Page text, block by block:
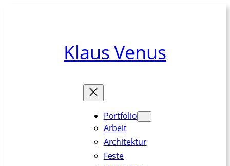
Klaus Venus
Portfolio
Arbeit
Architektur
Feste